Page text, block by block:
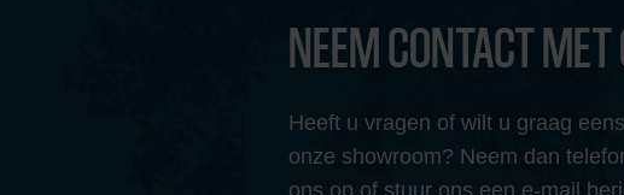
NEEM CONTACT
Heeft u vragen of wilt u graag
onze showroom? Neem dan
ons op of stuur ons een e-mail